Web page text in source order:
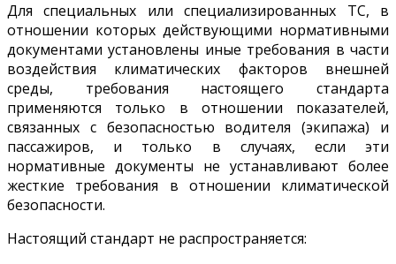
Для специальных или специализированных ТС, в
отношении которых действующими нормативными
документами установлены иные требования в части
воздействия климатических факторов внешней
среды, требования настоящего стандарта
применяются только в отношении показателей,
связанных с безопасностью водителя (экипажа) и
пассажиров, и только в случаях, если эти
нормативные документы не устанавливают более
жесткие требования в отношении климатической
безопасности.
Настоящий стандарт не распространяется: